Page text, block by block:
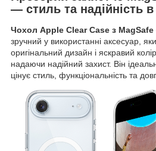
— стиль та надійність
Чохол Apple Clear Case з MagSafe
зручний у використанні аксесуар,
оригінальний дизайн і яскравий
надаючи надійний захист. Він
цінує стиль, функціональність та